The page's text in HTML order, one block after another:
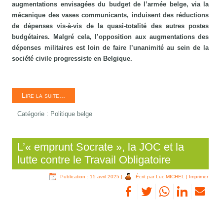
augmentations envisagées du budget de l’armée belge, via la
mécanique des vases communicants, induisent des réductions
de dépenses vis-à-vis de la quasi-totalité des autres postes
budgétaires. Malgré cela, l’opposition aux augmentations des
dépenses militaires est loin de faire l’unanimité au sein de la
société civile progressiste en Belgique.
Lire la suite...
Catégorie : Politique belge
L’« emprunt Socrate », la JOC et la
lutte contre le Travail Obligatoire
Publication : 15 avril 2025 | Écrit par Luc MICHEL | Imprimer